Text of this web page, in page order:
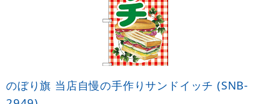
のぼり旗 当店自慢の手作りサンドイッチ (SNB-